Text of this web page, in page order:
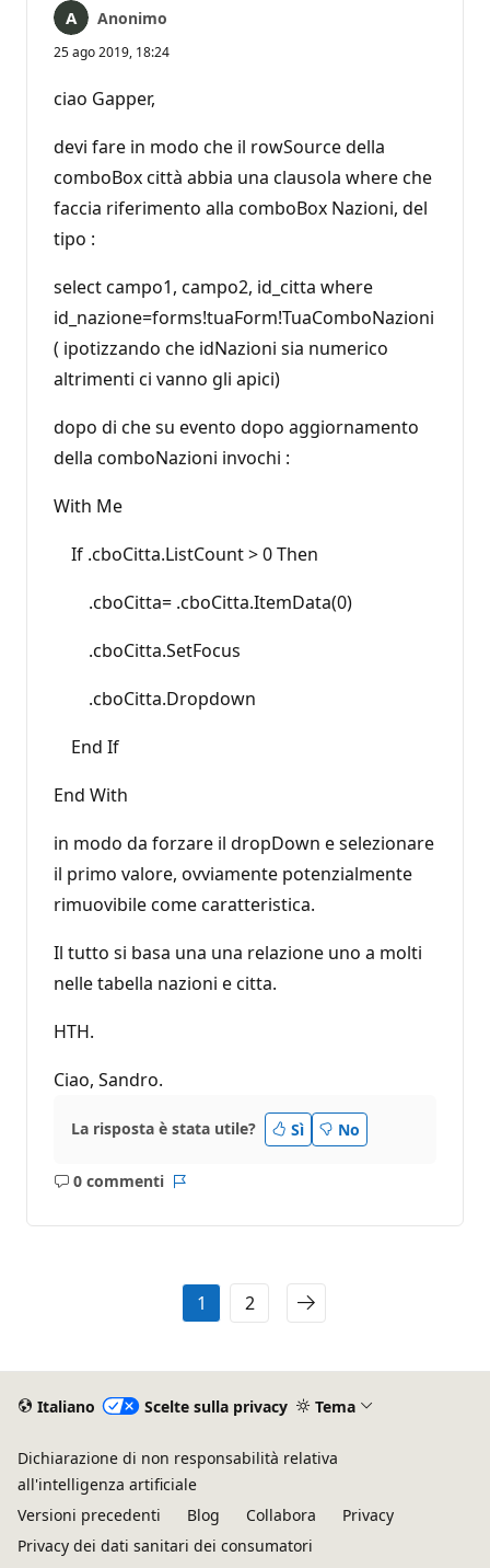
Anonimo
25 ago 2019, 18:24
ciao Gapper,
devi fare in modo che il rowSource della
comboBox città abbia una clausola where che
faccia riferimento alla comboBox Nazioni, del
tipo :
select campo1, campo2, id_citta where
id_nazione=forms!tuaForm!TuaComboNazioni
( ipotizzando che idNazioni sia numerico
altrimenti ci vanno gli apici)
dopo di che su evento dopo aggiornamento
della comboNazioni invochi :
With Me
If .cboCitta.ListCount > 0 Then
.cboCitta= .cboCitta.ItemData(0)
.cboCitta.SetFocus
.cboCitta.Dropdown
End If
End With
in modo da forzare il dropDown e selezionare
il primo valore, ovviamente potenzialmente
rimuovibile come caratteristica.
Il tutto si basa una una relazione uno a molti
nelle tabella nazioni e citta.
HTH.
Ciao, Sandro.
La risposta è stata utile? Sì No
0 commenti
Nessun
1 2
Italiano Scelte sulla privacy Tema
Dichiarazione di non responsabilità relativa
all'intelligenza artificiale
Versioni precedenti
Blog Collabora
Privacy
Privacy dei dati sanitari dei consumatori